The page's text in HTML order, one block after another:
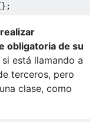
realizar
obligatoria de su
está llamando a
terceros, pero
clase, como